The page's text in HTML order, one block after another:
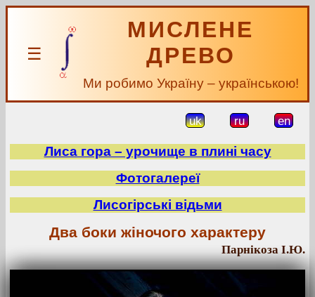
☰
МИСЛЕНЕ
ДРЕВО
Ми робимо Україну – українською!
uk ru en
Лиса гора – урочище в плині часу
Фотогалереї
Лисогірські відьми
Два боки жіночого характеру
Парнікоза І.Ю.